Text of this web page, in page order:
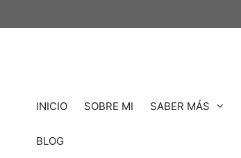
INICIO SOBRE MI SABER MÁS
BLOG